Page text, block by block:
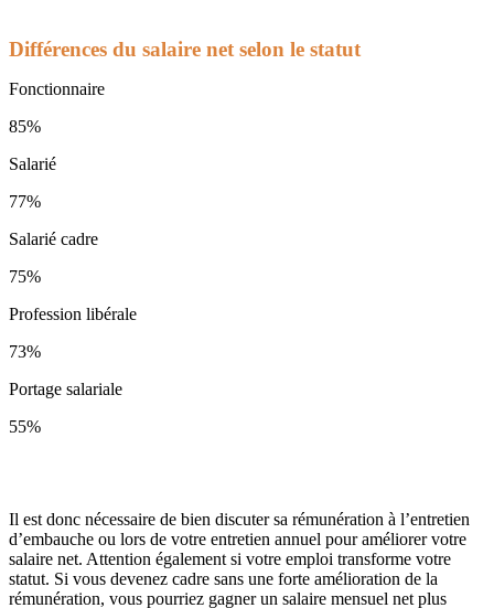
Différences du salaire net selon le statut
Fonctionnaire
85%
Salarié
77%
Salarié cadre
75%
Profession libérale
73%
Portage salariale
55%
Il est donc nécessaire de bien discuter sa rémunération à l’entretien
d’embauche ou lors de votre entretien annuel pour améliorer votre
salaire net. Attention également si votre emploi transforme votre
statut. Si vous devenez cadre sans une forte amélioration de la
rémunération, vous pourriez gagner un salaire mensuel net plus